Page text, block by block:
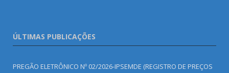
ÚLTIMAS PUBLICAÇÕES
PREGÃO ELETRÔNICO Nº 02/2026-IPSEMDE (REGISTRO DE PREÇOS